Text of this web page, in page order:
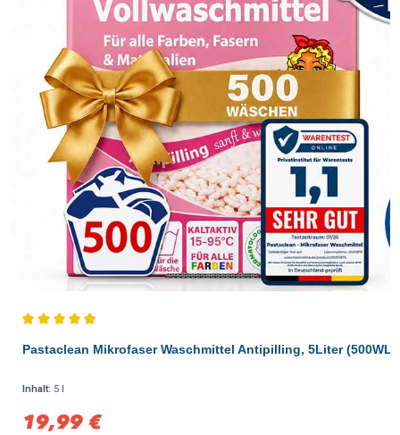
Pastaclean Mikrofaser Waschmittel Antipilling, 5Liter (500WL)
Inhalt: 5 l
Verkaufspreis:
19,99 €